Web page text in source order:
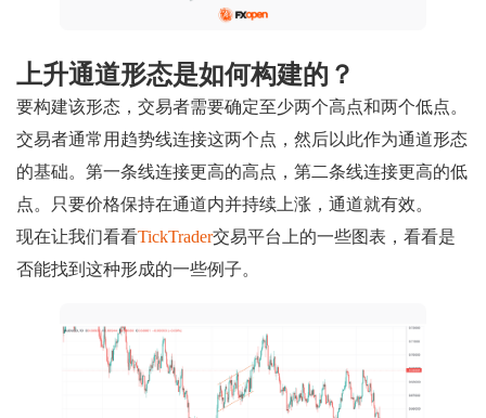
上升通道形态是如何构建的？
要构建该形态，交易者需要确定至少两个高点和两个低点。
交易者通常用趋势线连接这两个点，然后以此作为通道形态
的基础。第一条线连接更高的高点，第二条线连接更高的低
点。只要价格保持在通道内并持续上涨，通道就有效。
现在让我们看看TickTrader交易平台上的一些图表，看看是
否能找到这种形成的一些例子。